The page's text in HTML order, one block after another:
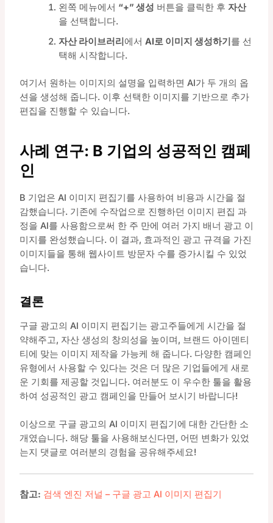
왼쪽 메뉴에서 “+” 생성 버튼을 클릭한 후 자산
을 선택합니다.
자산 라이브러리에서 AI로 이미지 생성하기를 선
택해 시작합니다.
여기서 원하는 이미지의 설명을 입력하면 AI가 두 개의 옵
션을 생성해 줍니다. 이후 선택한 이미지를 기반으로 추가
편집을 진행할 수 있습니다.
사례 연구: B 기업의 성공적인 캠페
인
B 기업은 AI 이미지 편집기를 사용하여 비용과 시간을 절
감했습니다. 기존에 수작업으로 진행하던 이미지 편집 과
정을 AI를 사용함으로써 한 주 만에 여러 가지 배너 광고 이
미지를 완성했습니다. 이 결과, 효과적인 광고 규격을 가진
이미지들을 통해 웹사이트 방문자 수를 증가시킬 수 있었
습니다.
결론
구글 광고의 AI 이미지 편집기는 광고주들에게 시간을 절
약해주고, 자산 생성의 창의성을 높이며, 브랜드 아이덴티
티에 맞는 이미지 제작을 가능케 해 줍니다. 다양한 캠페인
유형에서 사용할 수 있다는 것은 더 많은 기업들에게 새로
운 기회를 제공할 것입니다. 여러분도 이 우수한 툴을 활용
하여 성공적인 광고 캠페인을 만들어 보시기 바랍니다!
이상으로 구글 광고의 AI 이미지 편집기에 대한 간단한 소
개였습니다. 해당 툴을 사용해보신다면, 어떤 변화가 있었
는지 댓글로 여러분의 경험을 공유해주세요!
참고: 검색 엔진 저널 – 구글 광고 AI 이미지 편집기